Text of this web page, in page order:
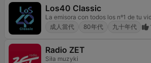
Los40 Classic
La emisora con todos los nº1 de tu
成人當代
80年代 九十年代
Radio ZET
Siła muzyki